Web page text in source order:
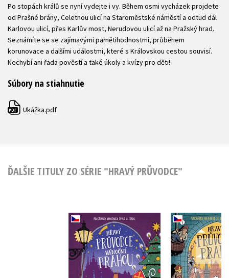
Po stopách králů se nyní vydejte i vy. Během osmi vycházek projdete
od Prašné brány, Celetnou ulicí na Staroměstské náměstí a odtud dál
Karlovou ulicí, přes Karlův most, Nerudovou ulicí až na Pražský hrad.
Seznámíte se se zajímavými pamětihodnostmi, průběhem
korunovace a dalšími událostmi, které s Královskou cestou souvisí.
Nechybí ani řada pověstí a také úkoly a kvízy pro děti!
Súbory na stiahnutie
PDF Ukážka.pdf
ĎALŠIE TITULY ZO SÉRIE "HRAVÝ PRŮVODCE"
Hravý průvodce
vánoční Prahou
Iva Petřinová
Hravý
Iva